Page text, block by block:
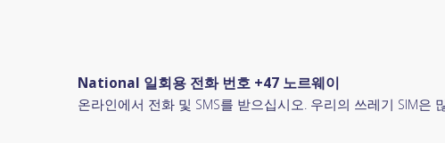
National 일회용 전화 번호 +47 노르웨이
온라인에서 전화 및 SMS를 받으십시오. 우리의 쓰레기 SIM